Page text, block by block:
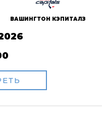
ВАШИНГТОН КЭПИТАЛЗ